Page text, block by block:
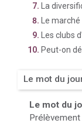
La
Le
Les clubs
Peut-on
Le mot du
Le mot du